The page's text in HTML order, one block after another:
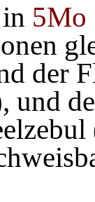
5Mo
der
und